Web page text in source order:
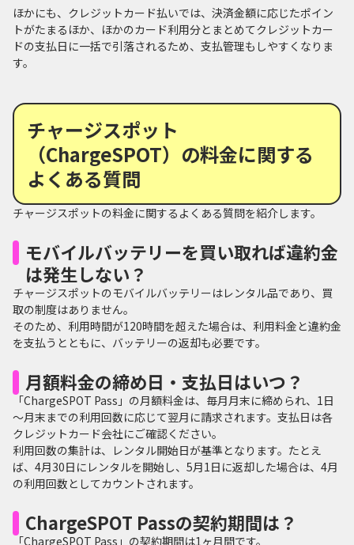
ほかにも、クレジットカード払いでは、決済金額に応じたポイン
トがたまるほか、ほかのカード利用分とまとめてクレジットカー
ドの支払日に一括で引落されるため、支払管理もしやすくなりま
す。
チャージスポット
（ChargeSPOT）の料金に関する
よくある質問
チャージスポットの料金に関するよくある質問を紹介します。
モバイルバッテリーを買い取れば違約金
は発生しない？
チャージスポットのモバイルバッテリーはレンタル品であり、買
取の制度はありません。
そのため、利用時間が120時間を超えた場合は、利用料金と違約金
を支払うとともに、バッテリーの返却も必要です。
月額料金の締め日・支払日はいつ？
「ChargeSPOT Pass」の月額料金は、毎月月末に締められ、1日
～月末までの利用回数に応じて翌月に請求されます。支払日は各
クレジットカード会社にご確認ください。
利用回数の集計は、レンタル開始日が基準となります。たとえ
ば、4月30日にレンタルを開始し、5月1日に返却した場合は、4月
の利用回数としてカウントされます。
ChargeSPOT Passの契約期間は？
「ChargeSPOT Pass」の契約期間は1ヶ月間です。